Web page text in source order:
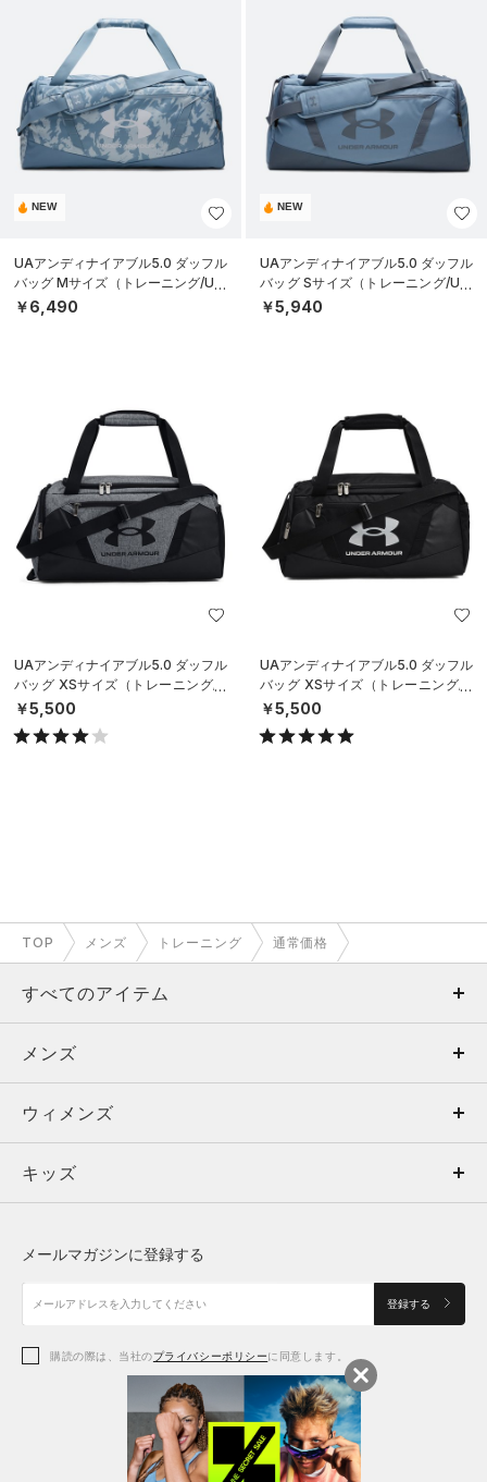
NEW
UAアンディナイアブル5.0 ダッフル
バッグ Mサイズ（トレーニング/UNI
SEX）
￥6,490
NEW
UAアンディナイアブル5.0 ダッフル
バッグ Sサイズ（トレーニング/UNI
SEX）
￥5,940
UAアンディナイアブル5.0 ダッフル
バッグ XSサイズ（トレーニング/U
NISEX）
￥5,500
UAアンディナイアブル5.0 ダッフル
バッグ XSサイズ（トレーニング/U
NISEX）
￥5,500
TOP メンズ トレーニング 通常価格
すべてのアイテム
メンズ
ウィメンズ
キッズ
アクセサリー
メンズ
トップス
ボトムス
アクセサリー
ウィメンズ
トップス
シューズ
アクセサリー
キッズ
シューズ
メールマガジンに登録する
登録する
購読の際は、当社のプライバシーポリシーに同意します。